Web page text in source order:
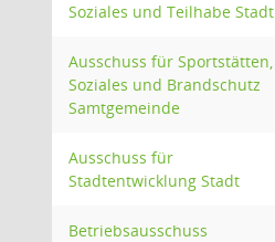
Soziales und Teilhabe Stadt
Ausschuss für Sportstätten,
Soziales und Brandschutz
Samtgemeinde
Ausschuss für
Stadtentwicklung Stadt
Betriebsausschuss